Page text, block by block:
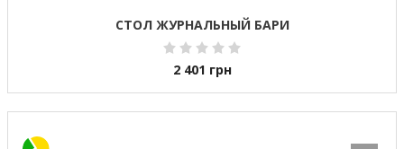
СТОЛ ЖУРНАЛЬНЫЙ БАРИ
2 401 грн